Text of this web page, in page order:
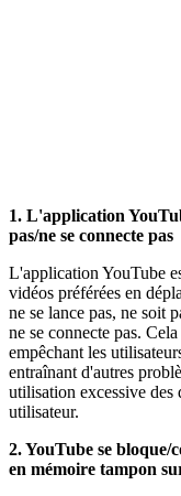
1. L'application
pas/ne se connecte pas
L'application YouTube
vidéos préférées en
ne se lance pas, ne soit
ne se connecte pas.
empêchant les
entraînant d'autres
utilisation excessive
utilisateur.
2. YouTube se bloque/
en mémoire tampon